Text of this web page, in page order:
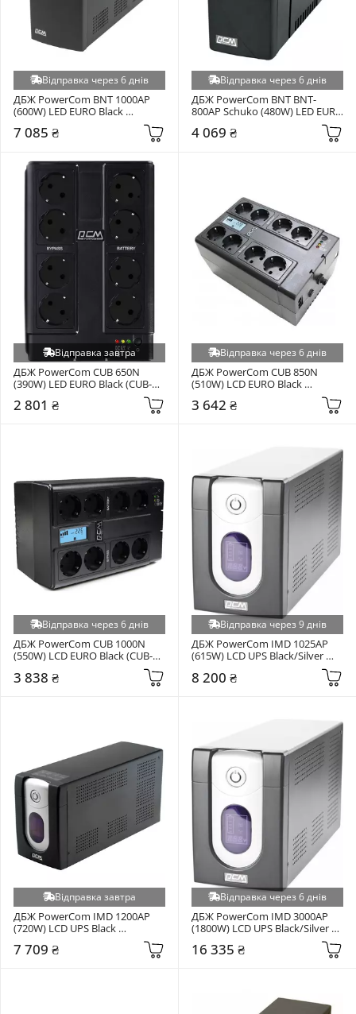
Відправка через 6 днів
ДБЖ PowerCom BNT 1000AP
(600W) LED EURO Black
7 085 ₴
Відправка через 6 днів
ДБЖ PowerCom BNT BNT-
800AP Schuko (480W) LED EURO
4 069 ₴
Відправка завтра
ДБЖ PowerCom CUB 650N
(390W) LED EURO Black (CUB-
2 801 ₴
Відправка через 6 днів
ДБЖ PowerCom CUB 850N
(510W) LCD EURO Black
3 642 ₴
Відправка через 6 днів
ДБЖ PowerCom CUB 1000N
(550W) LCD EURO Black (CUB-
3 838 ₴
Відправка через 9 днів
ДБЖ PowerCom IMD 1025AP
(615W) LCD UPS Black/Silver
8 200 ₴
Відправка завтра
ДБЖ PowerCom IMD 1200AP
(720W) LCD UPS Black
7 709 ₴
Відправка через 6 днів
ДБЖ PowerCom IMD 3000AP
(1800W) LCD UPS Black/Silver
16 335 ₴